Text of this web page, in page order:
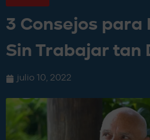
3 Consejos para
Sin Trabajar tan
julio 10, 2022